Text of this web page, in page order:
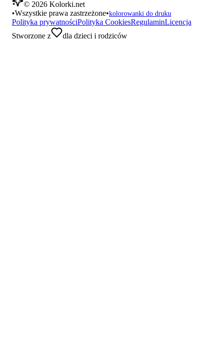
© 2026 Kolorki.net
•Wszystkie prawa zastrzeżone•kolorowanki do druku
Polityka prywatnościPolityka CookiesRegulaminLicencja
Stworzone z
dla dzieci i rodziców